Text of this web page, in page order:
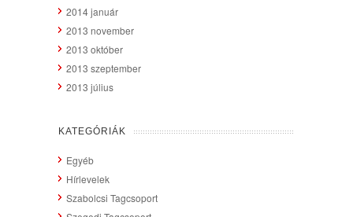
2014 január
2013 november
2013 október
2013 szeptember
2013 július
KATEGÓRIÁK
Egyéb
Hírlevelek
Szabolcsi Tagcsoport